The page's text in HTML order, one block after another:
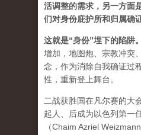
活调整的需求，另一方面
们对身份庇护所和归属确
这就是“身份”埋下的陷阱。
增加，地图炮、宗教冲突
念，作为消除自我确证过
性，重新登上舞台。
二战获胜国在凡尔赛的大
起人、后成为以色列第一
（Chaim Azriel